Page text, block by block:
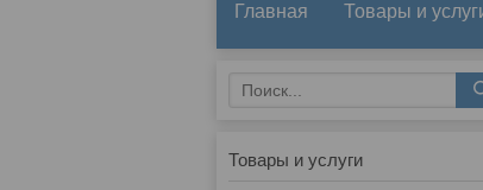
Главная Товары и
Товары и услуги